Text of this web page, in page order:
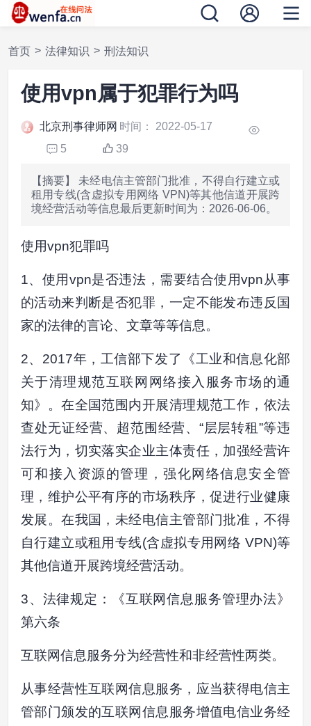
首页 > 法律知识 > 刑法知识
使用vpn属于犯罪行为吗
北京刑事律师网 时间： 2022-05-17
5
39
【摘要】 未经电信主管部门批准，不得自行建立或
租用专线(含虚拟专用网络 VPN)等其他信道开展跨
境经营活动等信息最后更新时间为：2026-06-06。
使用vpn犯罪吗
1、使用vpn是否违法，需要结合使用vpn从事
的活动来判断是否犯罪，一定不能发布违反国
家的法律的言论、文章等等信息。
2、2017年，工信部下发了《工业和信息化部
关于清理规范互联网网络接入服务市场的通
知》。在全国范围内开展清理规范工作，依法
查处无证经营、超范围经营、“层层转租”等违
法行为，切实落实企业主体责任，加强经营许
可和接入资源的管理，强化网络信息安全管
理，维护公平有序的市场秩序，促进行业健康
发展。在我国，未经电信主管部门批准，不得
自行建立或租用专线(含虚拟专用网络 VPN)等
其他信道开展跨境经营活动。
3、法律规定：《互联网信息服务管理办法》
第六条
互联网信息服务分为经营性和非经营性两类。
从事经营性互联网信息服务，应当获得电信主
管部门颁发的互联网信息服务增值电信业务经